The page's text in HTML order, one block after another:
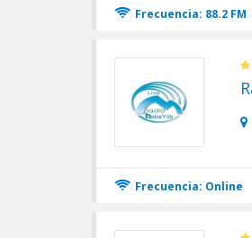
Frecuencia: 88.2 FM
Frecuencia: Online